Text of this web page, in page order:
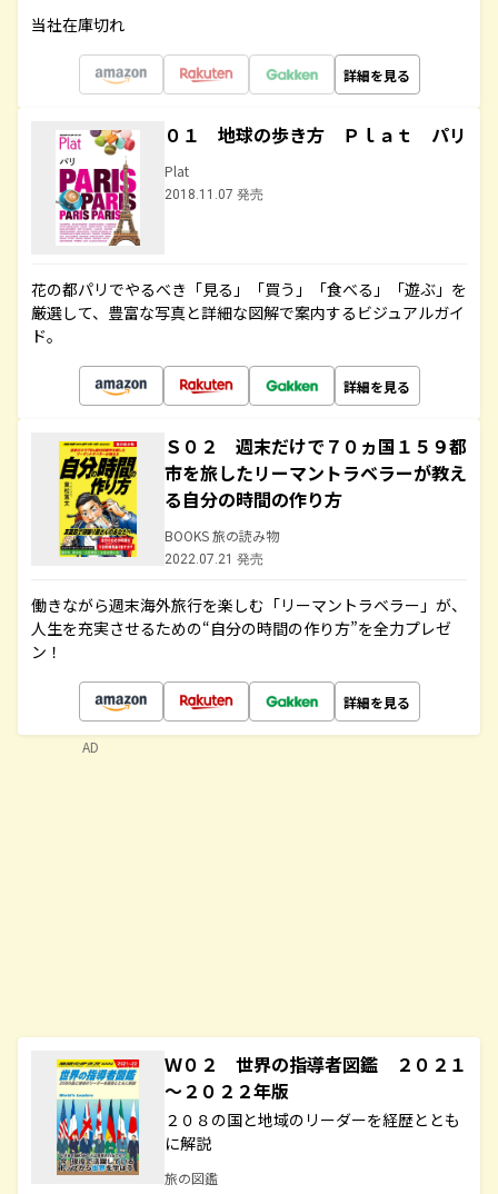
当社在庫切れ
詳細を見る
０１ 地球の歩き方 Ｐｌａｔ パリ
Plat
2018.11.07 発売
花の都パリでやるべき「見る」「買う」「食べる」「遊ぶ」を
厳選して、豊富な写真と詳細な図解で案内するビジュアルガイ
ド。
詳細を見る
Ｓ０２ 週末だけで７０ヵ国１５９都
市を旅したリーマントラベラーが教え
る自分の時間の作り方
BOOKS 旅の読み物
2022.07.21 発売
働きながら週末海外旅行を楽しむ「リーマントラベラー」が、
人生を充実させるための“自分の時間の作り方”を全力プレゼ
ン！
詳細を見る
Ｗ０２ 世界の指導者図鑑 ２０２１
～２０２２年版
２０８の国と地域のリーダーを経歴ととも
に解説
旅の図鑑
AD